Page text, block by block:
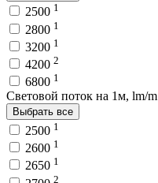
2500 1
2800 1
3200 1
4200 2
6800 1
Световой поток на 1м, lm/m
Выбрать все
2500 1
2600 1
2650 1
2